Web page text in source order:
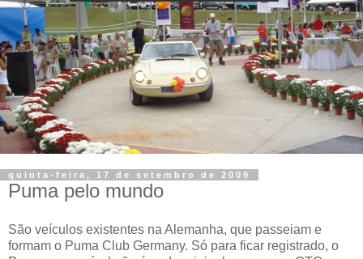
quinta-feira, 17 de setembro de 2009
Puma pelo mundo
São veículos existentes na Alemanha, que passeiam e
formam o Puma Club Germany. Só para ficar registrado, o